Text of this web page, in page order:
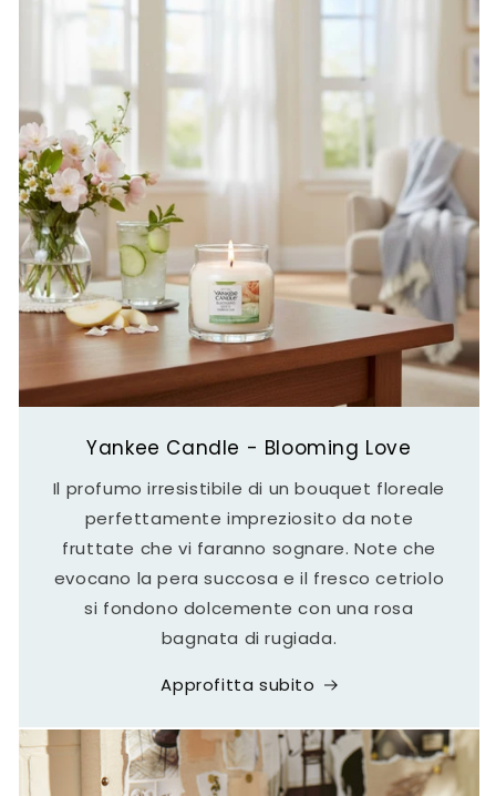
Yankee Candle - Blooming Love
Il profumo irresistibile di un bouquet floreale
perfettamente impreziosito da note
fruttate che vi faranno sognare. Note che
evocano la pera succosa e il fresco cetriolo
si fondono dolcemente con una rosa
bagnata di rugiada.
Approfitta subito